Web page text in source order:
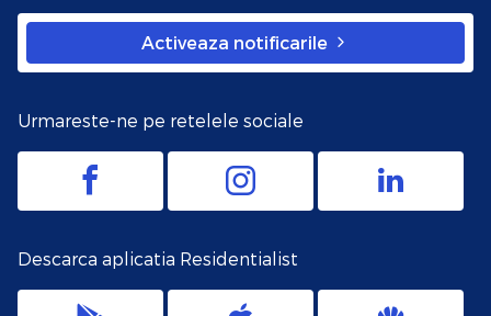
Activeaza notificarile
Urmareste-ne pe retelele sociale
Descarca aplicatia Residentialist